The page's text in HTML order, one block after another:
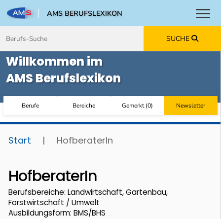
AMS BERUFSLEXIKON
SUCHE
Willkommen im
AMS Berufslexikon
Berufe Bereiche Gemerkt(0) Newsletter
Start | HofberaterIn
HofberaterIn
Berufsbereiche: Landwirtschaft, Gartenbau,
Forstwirtschaft / Umwelt
Ausbildungsform: BMS/BHS